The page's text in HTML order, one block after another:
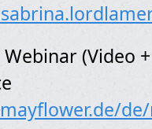
(Video